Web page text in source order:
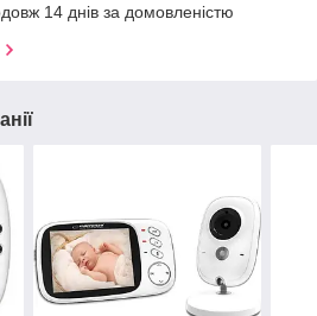
14 днів за домовленістю